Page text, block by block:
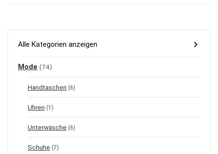
Alle Kategorien anzeigen
Mode (74)
Handtaschen (6)
Uhren (1)
Unterwäsche (6)
Schuhe (7)